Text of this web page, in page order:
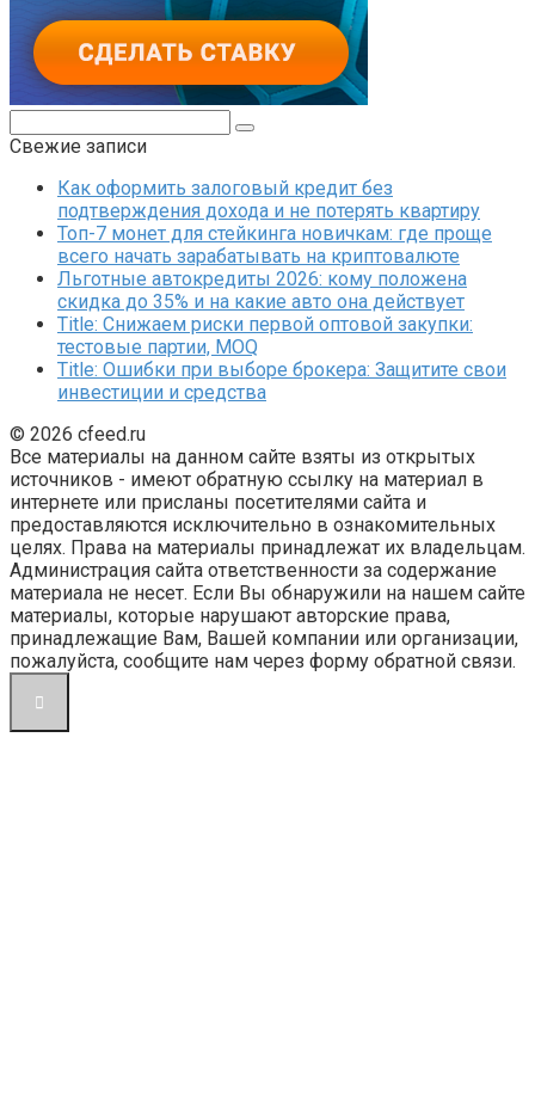
Свежие записи
Как оформить залоговый кредит без
подтверждения дохода и не потерять квартиру
Топ-7 монет для стейкинга новичкам: где проще
всего начать зарабатывать на криптовалюте
Льготные автокредиты 2026: кому положена
скидка до 35% и на какие авто она действует
Title: Снижаем риски первой оптовой закупки:
тестовые партии, MOQ
Title: Ошибки при выборе брокера: Защитите свои
инвестиции и средства
© 2026 cfeed.ru
Все материалы на данном сайте взяты из открытых
источников - имеют обратную ссылку на материал в
интернете или присланы посетителями сайта и
предоставляются исключительно в ознакомительных
целях. Права на материалы принадлежат их владельцам.
Администрация сайта ответственности за содержание
материала не несет. Если Вы обнаружили на нашем сайте
материалы, которые нарушают авторские права,
принадлежащие Вам, Вашей компании или организации,
пожалуйста, сообщите нам через форму обратной связи.